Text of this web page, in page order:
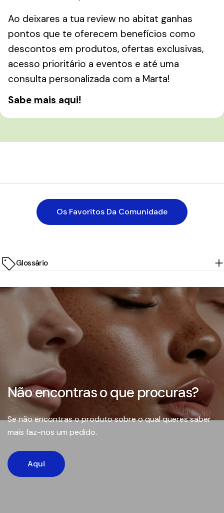
Ao deixares a tua review no abitat ganhas
pontos que te oferecem benefícios como
descontos em produtos, ofertas exclusivas,
acesso prioritário a eventos e até uma
consulta personalizada com a Marta!
Sabe mais aqui!
Os Favoritos Da Comunidade
Glossário
Não encontras o que procuras?
Se não encontras o produto sobre o qual queres saber
mais faz-nos um pedido.
Aqui